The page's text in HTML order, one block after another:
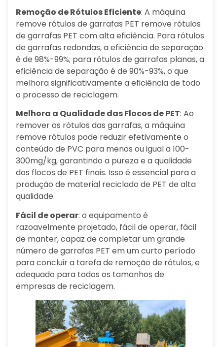
Remoção de Rótulos Eficiente: A máquina
remove rótulos de garrafas PET remove rótulos
de garrafas PET com alta eficiência. Para rótulos
de garrafas redondas, a eficiência de separação
é de 98%-99%; para rótulos de garrafas planas, a
eficiência de separação é de 90%-93%, o que
melhora significativamente a eficiência de todo
o processo de reciclagem.
Melhora a Qualidade das Flocos de PET: Ao
remover os rótulos das garrafas, a máquina
remove rótulos pode reduzir efetivamente o
conteúdo de PVC para menos ou igual a 100-
300mg/kg, garantindo a pureza e a qualidade
dos flocos de PET finais. Isso é essencial para a
produção de material reciclado de PET de alta
qualidade.
Fácil de operar: o equipamento é
razoavelmente projetado, fácil de operar, fácil
de manter, capaz de completar um grande
número de garrafas PET em um curto período
para concluir a tarefa de remoção de rótulos, e
adequado para todos os tamanhos de
empresas de reciclagem.